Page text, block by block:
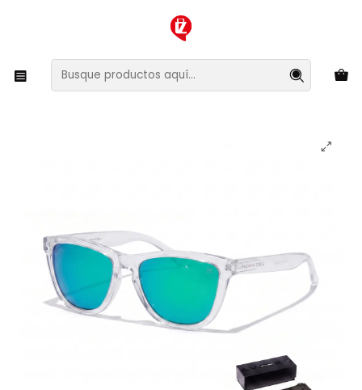
XMAS SALE ¡Compra antes de que la oferta termine!
Lentes y Accesorios Lentes de Sol
Lentes de Sol One Raw Air Emerald HONR22TFT0 Unisex -
Talla 54mm